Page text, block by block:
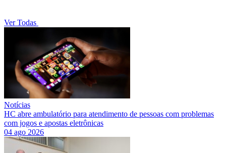
Ver Todas
Notícias
HC abre ambulatório para atendimento de pessoas com problemas
com jogos e apostas eletrônicas
04 ago 2026